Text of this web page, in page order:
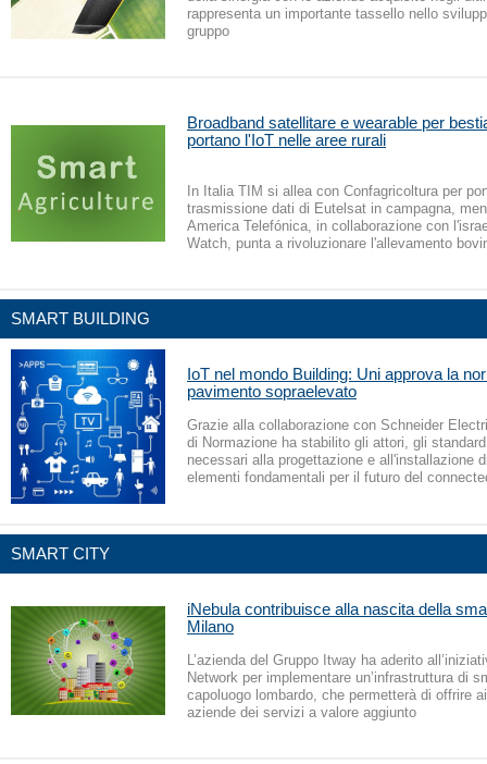
rappresenta un importante tassello nello
gruppo
Broadband satellitare e wearable per
portano l'IoT nelle aree rurali
In Italia TIM si allea con Confagricoltura per
trasmissione dati di Eutelsat in campagna,
America Telefónica, in collaborazione con
Watch, punta a rivoluzionare l'allevamento
SMART BUILDING
IoT nel mondo Building: Uni approva la
pavimento sopraelevato
Grazie alla collaborazione con Schneider
di Normazione ha stabilito gli attori, gli
necessari alla progettazione e all'installazione
elementi fondamentali per il futuro del
SMART CITY
iNebula contribuisce alla nascita della
Milano
L’azienda del Gruppo Itway ha aderito
Network per implementare un’infrastruttura di
capoluogo lombardo, che permetterà di offrire
aziende dei servizi a valore aggiunto